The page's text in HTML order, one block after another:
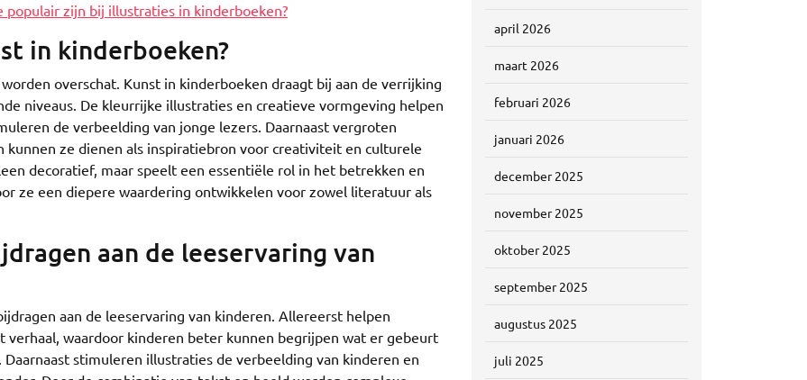
zijn bij illustraties in kinderboeken?
in kinderboeken?
overschat. Kunst in kinderboeken draagt bij aan de verrijking
niveaus. De kleurrijke illustraties en creatieve vormgeving helpen
de verbeelding van jonge lezers. Daarnaast vergroten
ze dienen als inspiratiebron voor creativiteit en culturele
decoratief, maar speelt een essentiële rol in het betrekken en
ze een diepere waardering ontwikkelen voor zowel literatuur als
aan de leeservaring van
aan de leeservaring van kinderen. Allereerst helpen
waardoor kinderen beter kunnen begrijpen wat er gebeurt
stimuleren illustraties de verbeelding van kinderen en
april 2026
maart 2026
februari 2026
januari 2026
december 2025
november 2025
oktober 2025
september 2025
augustus 2025
juli 2025